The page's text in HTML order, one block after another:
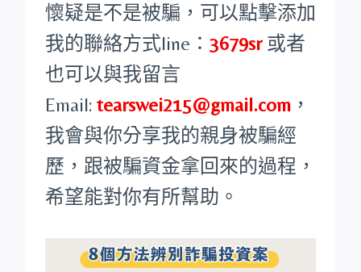
懷疑是不是被騙，可以點擊添加
我的聯絡方式line： 3679sr 或者
也可以與我留言
Email: tearswei215@gmail.com ，
我會與你分享我的親身被騙經
歷，跟被騙資金拿回來的過程，
希望能對你有所幫助。